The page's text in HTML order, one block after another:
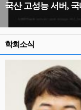
국산 고성능 서버,
학회소식